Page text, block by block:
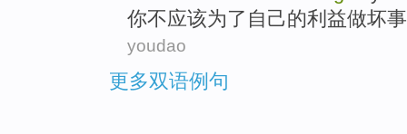
你不应该为了自己的利益做坏
youdao
更多双语例句